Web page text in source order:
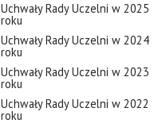
Uchwały Rady Uczelni w 2025
roku
Uchwały Rady Uczelni w 2024
roku
Uchwały Rady Uczelni w 2023
roku
Uchwały Rady Uczelni w 2022
roku